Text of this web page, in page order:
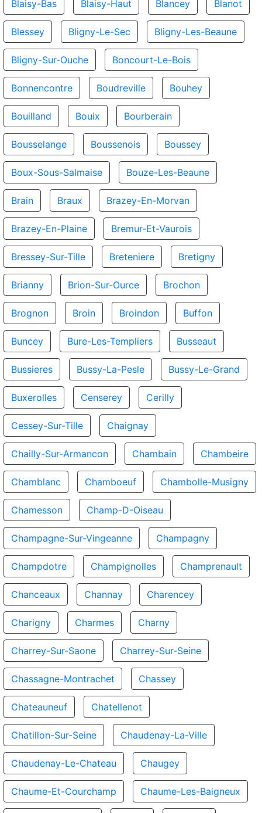
Blaisy-Bas Blaisy-Haut Blancey Blanot
Blessey Bligny-Le-Sec Bligny-Les-Beaune
Bligny-Sur-Ouche Boncourt-Le-Bois
Bonnencontre Boudreville Bouhey
Bouilland Bouix Bourberain
Bousselange Boussenois Boussey
Boux-Sous-Salmaise Bouze-Les-Beaune
Brain Braux Brazey-En-Morvan
Brazey-En-Plaine Bremur-Et-Vaurois
Bressey-Sur-Tille Breteniere Bretigny
Brianny Brion-Sur-Ource Brochon
Brognon Broin Broindon Buffon
Buncey Bure-Les-Templiers Busseaut
Bussieres Bussy-La-Pesle Bussy-Le-Grand
Buxerolles Censerey Cerilly
Cessey-Sur-Tille Chaignay
Chailly-Sur-Armancon Chambain Chambeire
Chamblanc Chamboeuf Chambolle-Musigny
Chamesson Champ-D-Oiseau
Champagne-Sur-Vingeanne Champagny
Champdotre Champignolles Champrenault
Chanceaux Channay Charencey
Charigny Charmes Charny
Charrey-Sur-Saone Charrey-Sur-Seine
Chassagne-Montrachet Chassey
Chateauneuf Chatellenot
Chatillon-Sur-Seine Chaudenay-La-Ville
Chaudenay-Le-Chateau Chaugey
Chaume-Et-Courchamp Chaume-Les-Baigneux